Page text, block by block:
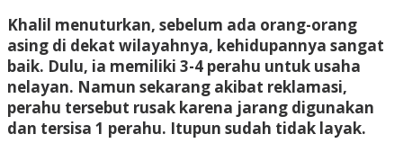
Khalil menuturkan, sebelum ada orang-orang
asing di dekat wilayahnya, kehidupannya sangat
baik. Dulu, ia memiliki 3-4 perahu untuk usaha
nelayan. Namun sekarang akibat reklamasi,
perahu tersebut rusak karena jarang digunakan
dan tersisa 1 perahu. Itupun sudah tidak layak.